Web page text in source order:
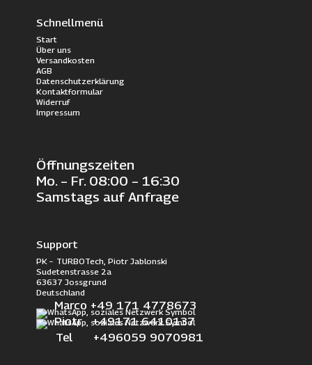
Schnellmenü
Start
Über uns
Versandkosten
AGB
Datenschutzerklärung
Kontaktformular
Widerruf
Impressum
Öffnungszeiten
Mo. – Fr. 08:00 – 16:30
Samstags auf Anfrage
Support
PK – TURBOTech, Piotr Jablonski
Sudetenstrasse 2a
63637 Jossgrund
Deutschland
Marco +49 171 4778673
Piotr +49171 6410137
Tel +496059 9070981